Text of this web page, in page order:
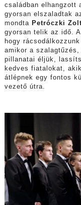
családban elhangzott
gyorsan elszaladtak
mondta Petróczki
gyorsan telik az idő.
hogy
amikor a
pillanatai éljük,
kedves fiatalokat,
átlépnek egy fontos
vezető útra.